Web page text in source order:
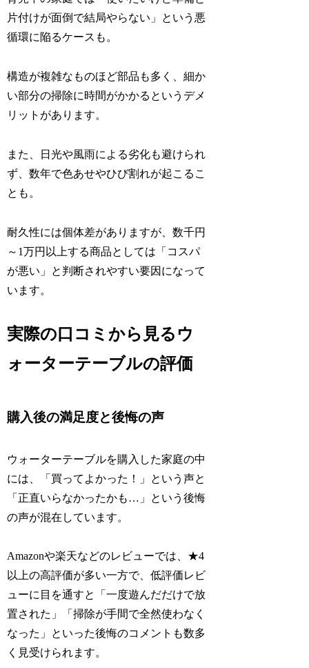
片付けが面倒で結局やらない」という悪
循環に陥るケースも。
構造が複雑なものほど部品も多く、細か
い部分の掃除に時間がかかるというデメ
リットがあります。
また、日光や風雨による劣化も避けられ
ず、数年で色あせやひび割れが起こるこ
とも。
耐久性には個体差がありますが、数千円
～1万円以上する商品としては「コスパ
が悪い」と判断されやすい要因になって
います。
実際の口コミから見るウ
ォーターテーブルの評価
購入後の満足度と後悔の声
ウォーターテーブルを購入した家庭の中
には、「買ってよかった！」という声と
「正直いらなかったかも…」という後悔
の声が混在しています。
Amazonや楽天などのレビューでは、★4
以上の高評価が多い一方で、低評価レビ
ューに目を通すと「一度遊んだだけで放
置された」「掃除が手間で全然使わなく
なった」といった後悔のコメントも数多
く見受けられます。